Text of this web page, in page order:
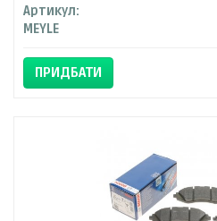
Артикул:
MEYLE
ПРИДБАТИ